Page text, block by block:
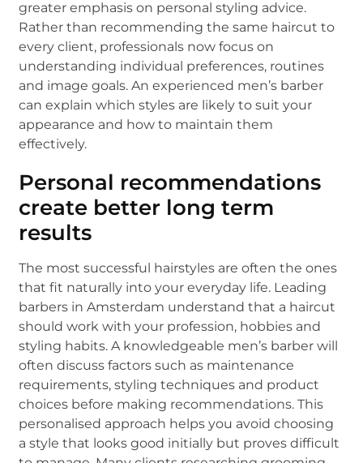
greater emphasis on personal styling advice.
Rather than recommending the same haircut to
every client, professionals now focus on
understanding individual preferences, routines
and image goals. An experienced men’s barber
can explain which styles are likely to suit your
appearance and how to maintain them
effectively.
Personal recommendations
create better long term
results
The most successful hairstyles are often the ones
that fit naturally into your everyday life. Leading
barbers in Amsterdam understand that a haircut
should work with your profession, hobbies and
styling habits. A knowledgeable men’s barber will
often discuss factors such as maintenance
requirements, styling techniques and product
choices before making recommendations. This
personalised approach helps you avoid choosing
a style that looks good initially but proves difficult